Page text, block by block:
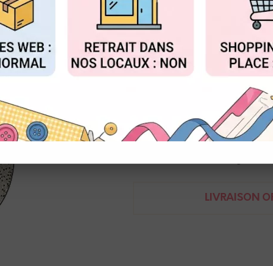
Réf. :WS50R
Wow!
Poudre à embosser pailletée
15 mL
LIVRAISON
ACCEPTER